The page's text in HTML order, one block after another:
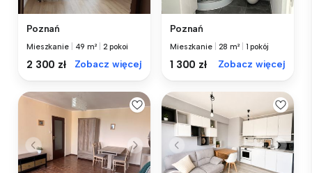
Poznań
Mieszkanie 49 m² 2 pokoi
2 300 zł Zobacz więcej
Poznań
Mieszkanie 28 m² 1 pokój
1 300 zł Zobacz więcej